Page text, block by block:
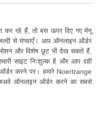
कर रहे हैं, तो बस ऊपर दिए गए मेनू
से मंगवाएँ। आप ऑनलाइन ऑर्डर
और विशेष छूट भी देख सकते हैं,
साइट निःशुल्क है और आप वही
करने पर। हमारे Noertrange
ऑनलाइन ऑर्डर करने का सबसे